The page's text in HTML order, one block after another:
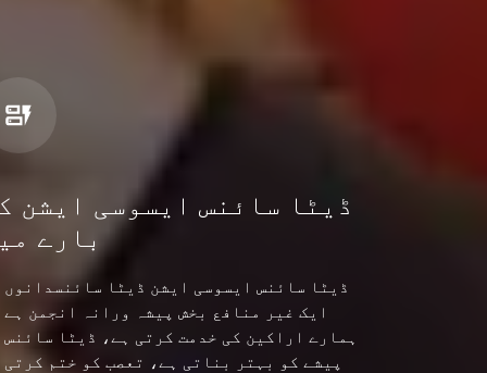
ڈیٹا سائنس ایسوسی ایشن
بارے
ڈیٹا سائنس ایسوسی ایشن ڈیٹا سائنسدانوں
ایک غیر منافع بخش پیشہ ورانہ انجمن ہے
ہمارے اراکین کی خدمت کرتی ہے، ڈیٹا سائنس
پیشے کو بہتر بناتی ہے، تعصب کو ختم کرتی